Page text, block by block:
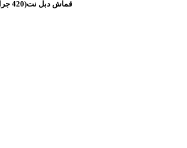
قماش دبل نت(420 جرام (60 % بوليستر ) (15% فسكوز ) و فرخين اسفنج 1.5سم كثافة 18 سوفت فى كل وجه طبقة